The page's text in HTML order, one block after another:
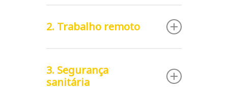
capacitação a seus colaboradores
de acordo com critérios definidos pela
equipe de Medicina do Trabalho.
2. Trabalho remoto
com doenças crônicas, problemas
respiratórios, gestantes, lactantes e
3. Segurança
sanitária